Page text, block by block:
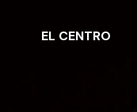
EL CENTRO